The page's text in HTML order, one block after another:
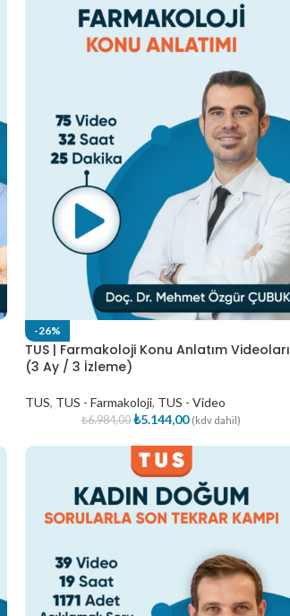
-26%
TUS | Farmakoloji Konu Anlatım Videoları
(3 Ay / 3 İzleme)
TUS, TUS - Farmakoloji, TUS - Video
₺6.984,00 ₺5.144,00 (kdv dahil)